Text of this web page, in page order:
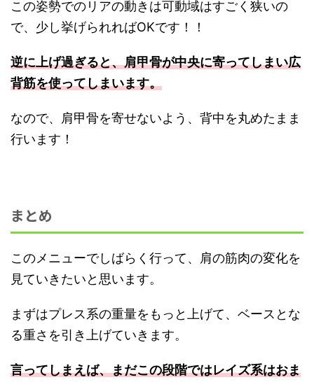
この姿勢でのリアの動きは可動域はすごく狭いの
で、少し挙げられればOKです！！
逆に上げ過ぎると、肩甲骨が中央に寄ってしまい広
背筋を使ってしまいます。
なので、肩甲骨を寄せないよう、背中を丸めたまま
行います！
まとめ
このメニューでしばらく行って、肩の筋肉の変化を
見ていきたいと思います。
まずはプレス系の重量をもっと上げて、ベースとな
る重さを引き上げていきます。
言ってしまえば、まだこの段階ではレイズ系はおま